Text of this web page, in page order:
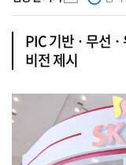
PIC 기반 · 무선
비전 제시